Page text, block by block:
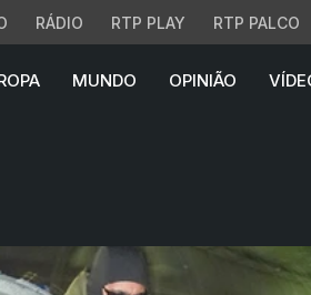
RÁDIO RTP PLAY RTP PALCO
MUNDO OPINIÃO